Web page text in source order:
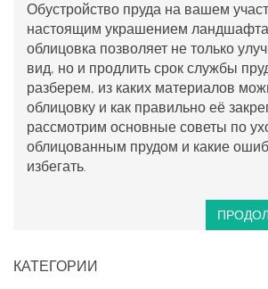
Обустройство пруда на вашем
настоящим украшением
облицовка позволяет не только
вид, но и продлить срок службы
разберем, из каких материалов
облицовку и как правильно её
рассмотрим основные советы по
облицованным прудом и какие
избегать.
КАТЕГОРИИ